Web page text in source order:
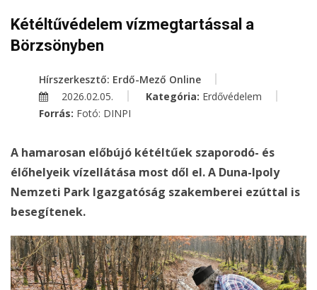
Kétéltűvédelem vízmegtartással a
Börzsönyben
Hírszerkesztő: Erdő-Mező Online
2026.02.05.
Kategória: Erdővédelem
Forrás: Fotó: DINPI
A hamarosan előbújó kétéltűek szaporodó- és
élőhelyeik vízellátása most dől el. A Duna-Ipoly
Nemzeti Park Igazgatóság szakemberei ezúttal is
besegítenek.